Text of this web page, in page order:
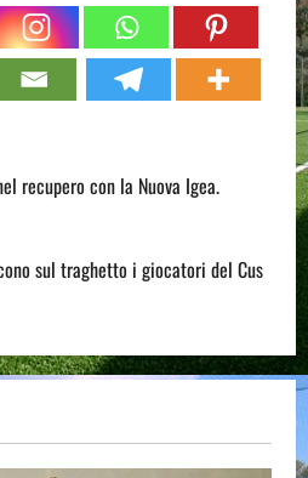
recupero con la Nuova Igea.
sul traghetto i giocatori del Cus